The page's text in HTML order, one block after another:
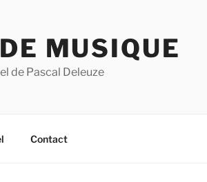
MUSIQUE
de Pascal Deleuze
Contact